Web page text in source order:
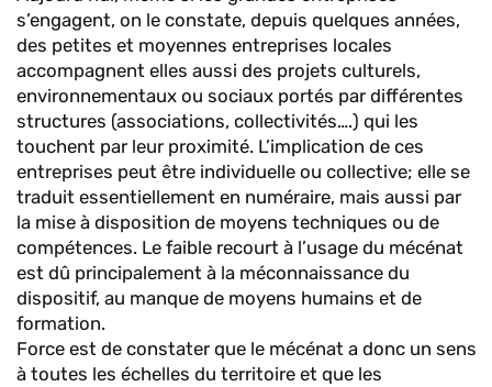
s’engagent, on le constate, depuis quelques années,
des petites et moyennes entreprises locales
accompagnent elles aussi des projets culturels,
environnementaux ou sociaux portés par différentes
structures (associations, collectivités….) qui les
touchent par leur proximité. L’implication de ces
entreprises peut être individuelle ou collective; elle se
traduit essentiellement en numéraire, mais aussi par
la mise à disposition de moyens techniques ou de
compétences. Le faible recourt à l’usage du mécénat
est dû principalement à la méconnaissance du
dispositif, au manque de moyens humains et de
formation.
Force est de constater que le mécénat a donc un sens
à toutes les échelles du territoire et que les